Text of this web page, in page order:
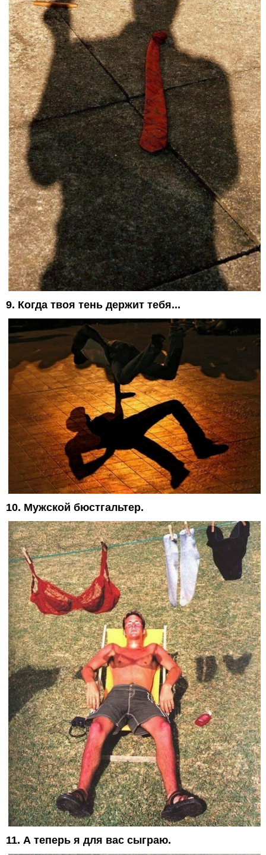
9. Когда твоя тень держит тебя...
10. Мужской бюстгальтер.
11. А теперь я для вас сыграю.